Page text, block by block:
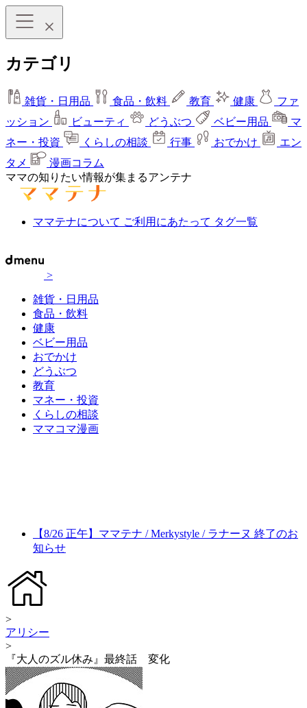
カテゴリ
雑貨・日用品 食品・飲料 教育 健康
ファ
ッション
ビューティ どうぶつ ベビー用品
マ
ネー・投資
くらしの相談 行事 おでかけ
エン
タメ
漫画コラム
ママの知りたい情報が集まるアンテナ
ママテナについて ご利用にあたって タグ一覧
>
雑貨・日用品
食品・飲料
健康
ベビー用品
おでかけ
どうぶつ
教育
マネー・投資
くらしの相談
ママコマ漫画
【8/26 正午】ママテナ / Merkystyle / ラナーヌ 終了のお
知らせ
>
アリシー
>
『大人のズル休み』最終話 変化